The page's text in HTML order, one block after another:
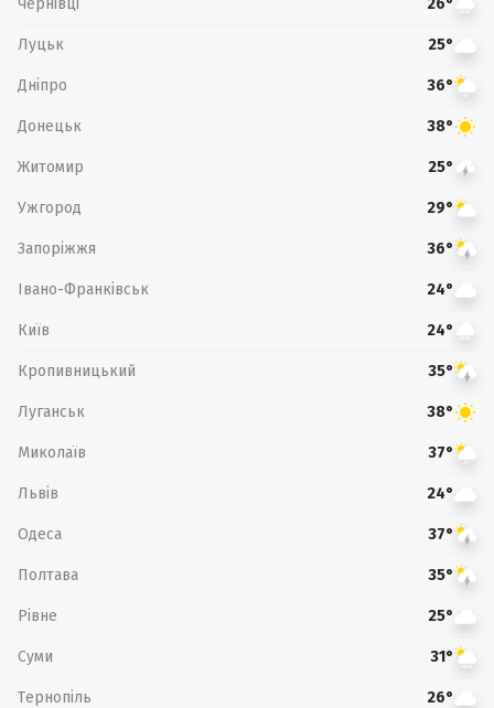
26°
Луцьк 25°
Дніпро 36°
Донецьк 38°
Житомир 25°
Ужгород 29°
Запоріжжя 36°
Івано-Франківськ 24°
Київ 24°
Кропивницький 35°
Луганськ 38°
Миколаїв 37°
Львів 24°
Одеса 37°
Полтава 35°
Рівне 25°
Суми 31°
Тернопіль 26°